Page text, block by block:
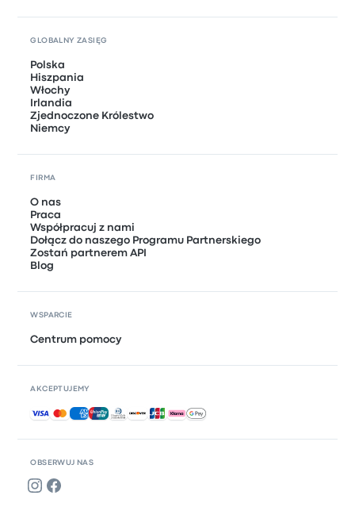
OBSERWUJ NAS
GLOBALNY ZASIĘG
Polska
Hiszpania
Włochy
Irlandia
Zjednoczone Królestwo
Niemcy
FIRMA
O nas
Praca
Współpracuj z nami
Dołącz do naszego Programu Partnerskiego
Zostań partnerem API
Blog
WSPARCIE
Centrum pomocy
AKCEPTUJEMY
Akceptowane płatności